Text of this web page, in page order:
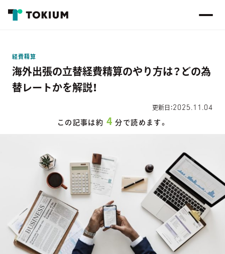
経費精算
海外出張の立替経費精算のやり方は？どの為
替レートかを解説！
更新日：2025.11.04
この記事は約 4分で読めます。